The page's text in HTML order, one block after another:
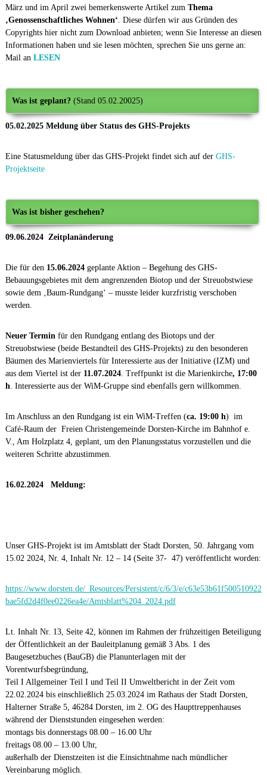
März und im April zwei bemerkenswerte Artikel zum Thema
‚Genossenschaftliches Wohnen‘. Diese dürfen wir aus Gründen des
Copyrights hier nicht zum Download anbieten; wenn Sie Interesse an diesen
Informationen haben und sie lesen möchten, sprechen Sie uns gerne an:
Mail an LESEN
Was ist geplant? (Stand 05.02.20025)
05.02.2025 Meldung über Status des GHS-Projekts
Eine Statusmeldung über das GHS-Projekt findet sich auf der GHS-
Projektseite
Was ist bisher geschehen?
09.06.2024 Zeitplanänderung
Die für den 15.06.2024geplante Aktion – Begehung des GHS-
Bebauungsgebietes mit dem angrenzenden Biotop und der Streuobstwiese
sowie dem ‚Baum-Rundgang‘ – musste leider kurzfristig verschoben
werden.
Neuer Terminfür den Rundgang entlang des Biotops und der
Streuobstwiese (beide Bestandteil des GHS-Projekts) zu den besonderen
Bäumen des Marienviertels für Interessierte aus der Initiative (IZM) und
aus dem Viertel ist der 11.07.2024. Treffpunkt ist die Marienkirche, 17:00
h. Interessierte aus der WiM-Gruppe sind ebenfalls gern willkommen.
Im Anschluss an den Rundgang ist ein WiM-Treffen (ca. 19:00 h) im
Café-Raum der Freien Christengemeinde Dorsten-Kirche im Bahnhof e.
V., Am Holzplatz 4, geplant, um den Planungsstatus vorzustellen und die
weiteren Schritte abzustimmen.
16.02.2024 Meldung:
Unser GHS-Projekt ist im Amtsblatt der Stadt Dorsten, 50. Jahrgang vom
15.02 2024, Nr. 4, Inhalt Nr. 12 – 14 (Seite 37- 47) veröffentlicht worden:
https://www.dorsten.de/_Resources/Persistent/c/6/3/e/c63e53b61f500510922
bae5fd2d4f0ee0226ea4e/Amtsblatt%204_2024.pdf
Lt. Inhalt Nr. 13, Seite 42, können im Rahmen der frühzeitigen Beteiligung
der Öffentlichkeit an der Bauleitplanung gemäß 3 Abs. 1 des
Baugesetzbuches (BauGB) die Planunterlagen mit der
Vorentwurfsbegründung,
Teil I Allgemeiner Teil I und Teil II Umweltbericht in der Zeit vom
22.02.2024 bis einschließlich 25.03.2024 im Rathaus der Stadt Dorsten,
Halterner Straße 5, 46284 Dorsten, im 2. OG des Haupttreppenhauses
während der Dienststunden eingesehen werden:
montags bis donnerstags 08.00 – 16.00 Uhr
freitags 08.00 – 13.00 Uhr,
außerhalb der Dienstzeiten ist die Einsichtnahme nach mündlicher
Vereinbarung möglich.